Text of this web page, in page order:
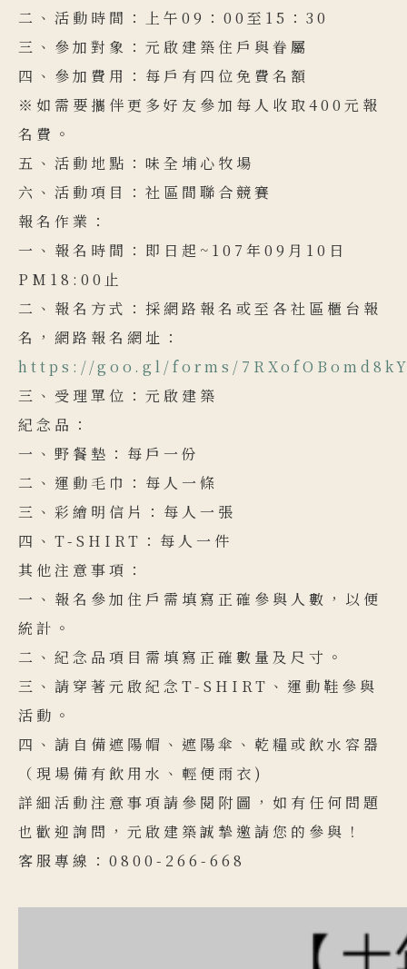
二、活動時間：上午09：00至15：30
三、參加對象：元啟建築住戶與眷屬
四、參加費用：每戶有四位免費名額
※如需要攜伴更多好友參加每人收取400元報
名費。
五、活動地點：味全埔心牧場
六、活動項目：社區間聯合競賽
報名作業：
一、報名時間：即日起~107年09月10日
PM18:00止
二、報名方式：採網路報名或至各社區櫃台報
名，網路報名網址：
https://goo.gl/forms/
三、受理單位：元啟建築
紀念品：
一、野餐墊：每戶一份
二、運動毛巾：每人一條
三、彩繪明信片：每人一張
四、T-SHIRT：每人一件
其他注意事項：
一、報名參加住戶需填寫正確參與人數，以便
統計。
二、紀念品項目需填寫正確數量及尺寸。
三、請穿著元啟紀念T-SHIRT、運動鞋參與
活動。
四、請自備遮陽帽、遮陽傘、乾糧或飲水容器
（現場備有飲用水、輕便雨衣)
詳細活動注意事項請參閱附圖，如有任何問題
也歡迎詢問，元啟建築誠摯邀請您的參與！
客服專線：0800-266-668